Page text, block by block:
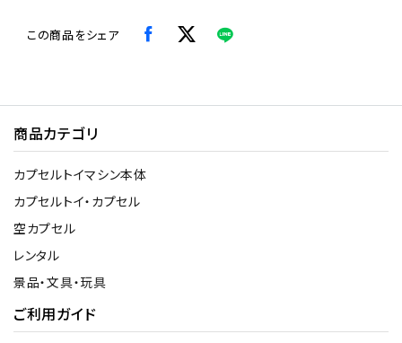
この商品をシェア
商品カテゴリ
カプセルトイマシン本体
カプセルトイ・カプセル
空カプセル
レンタル
景品・文具・玩具
ご利用ガイド